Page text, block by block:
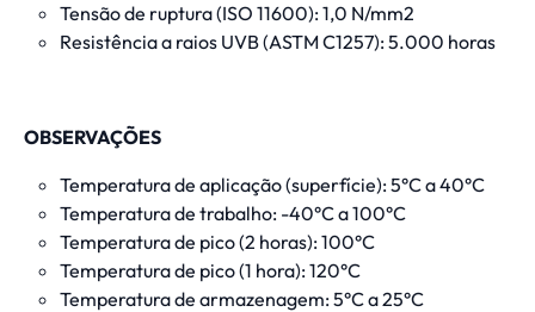
Tensão de ruptura (ISO 11600): 1,0 N/mm2
Resistência a raios UVB (ASTM C1257): 5.000 horas
OBSERVAÇÕES
Temperatura de aplicação (superfície): 5°C a 40°C
Temperatura de trabalho: -40°C a 100°C
Temperatura de pico (2 horas): 100°C
Temperatura de pico (1 hora): 120°C
Temperatura de armazenagem: 5°C a 25°C